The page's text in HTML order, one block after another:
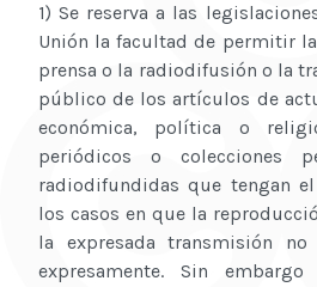
1) Se reserva a las
Unión la facultad de permitir
prensa o la radiodifusión o la
público de los artículos de
económica, política o
periódicos o colecciones
radiodifundidas que tengan
los casos en que la
la expresada transmisión no
expresamente. Sin